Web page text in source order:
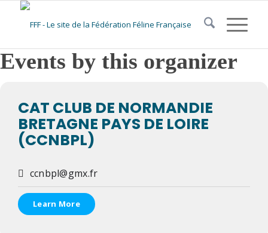
Events by this organizer
CAT CLUB DE NORMANDIE
BRETAGNE PAYS DE LOIRE
(CCNBPL)
ccnbpl@gmx.fr
Learn More